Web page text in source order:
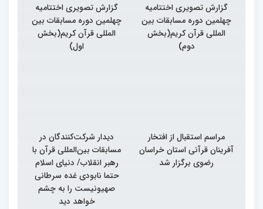
گزارش تصویری اختتامیه
چهلمین دوره مسابقات بین
المللی قرآن کریم(بخش
دوم)
گزارش تصویری اختتامیه
چهلمین دوره مسابقات بین
المللی قرآن کریم(بخش
اول)
مراسم استقبال از افتخار
آفرینان قرآنی استان خراسان
رضوی برگزار شد
دیدار شرکت‌کنندگان در
مسابقات بین‌المللی قرآن با
رهبر انقلاب/ دنیای اسلام
حتما نابودی غده سرطانی
صهیونیست را به چشم
خواهد دید